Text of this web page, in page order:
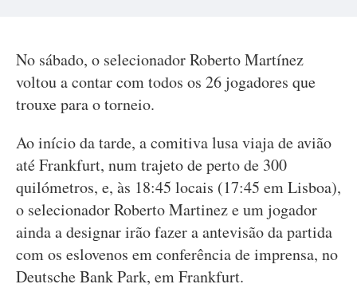
No sábado, o selecionador Roberto Martínez
voltou a contar com todos os 26 jogadores que
trouxe para o torneio.
Ao início da tarde, a comitiva lusa viaja de avião
até Frankfurt, num trajeto de perto de 300
quilómetros, e, às 18:45 locais (17:45 em Lisboa),
o selecionador Roberto Martinez e um jogador
ainda a designar irão fazer a antevisão da partida
com os eslovenos em conferência de imprensa, no
Deutsche Bank Park, em Frankfurt.